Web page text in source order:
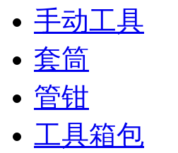
手动工具
套筒
管钳
工具箱包